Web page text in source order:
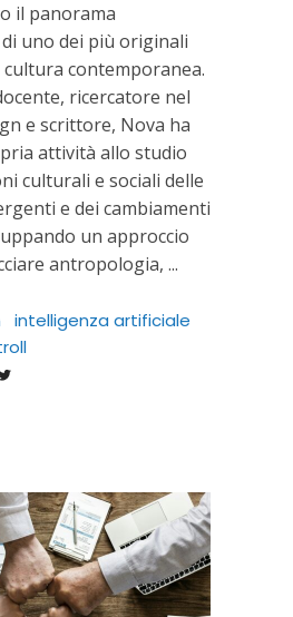
il panorama
uno dei più originali
contemporanea.
ricercatore nel
e scrittore, Nova ha
attività allo studio
culturali e sociali delle
e dei cambiamenti
un approccio
antropologia,
intelligenza artificiale